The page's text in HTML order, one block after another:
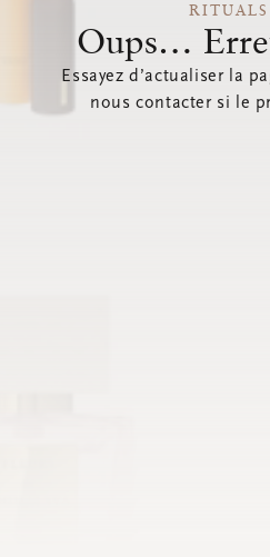
Oups…
Essayez d’actualiser la
nous contacter si le